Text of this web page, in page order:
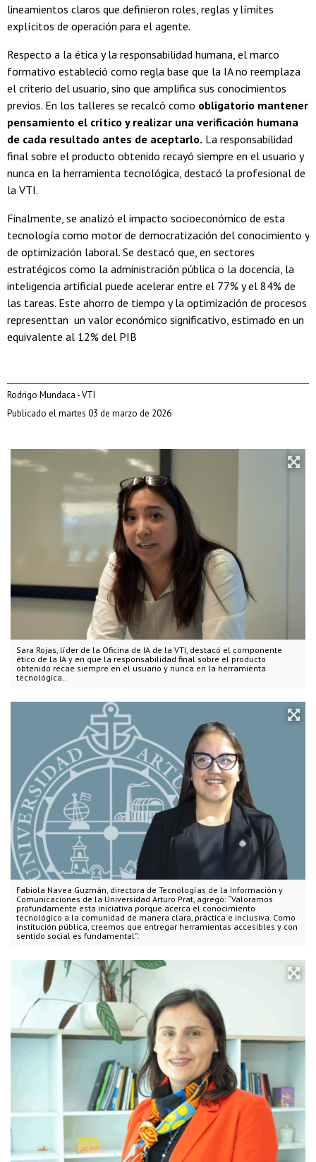
Sara Rojas, líder de la Oficina de IA de la VTI, destacó el componente
ético de la IA y en que la responsabilidad final sobre el producto
obtenido recae siempre en el usuario y nunca en la herramienta
tecnológica..
Fabiola Navea Guzmán, directora de Tecnologías de la Información y
Comunicaciones de la Universidad Arturo Prat, agregó: “Valoramos
profundamente esta iniciativa porque acerca el conocimiento
tecnológico a la comunidad de manera clara, práctica e inclusiva. Como
institución pública, creemos que entregar herramientas accesibles y con
sentido social es fundamental”.
lineamientos claros que definieron roles, reglas y límites
explícitos de operación para el agente.
Respecto a la ética y la responsabilidad humana, el marco
formativo estableció como regla base que la IA no reemplaza
el criterio del usuario, sino que amplifica sus conocimientos
previos. En los talleres se recalcó como obligatorio mantener
pensamiento el crítico y realizar una verificación humana
de cada resultado antes de aceptarlo. La responsabilidad
final sobre el producto obtenido recayó siempre en el usuario y
nunca en la herramienta tecnológica, destacó la profesional de
la VTI.
Finalmente, se analizó el impacto socioeconómico de esta
tecnología como motor de democratización del conocimiento y
de optimización laboral. Se destacó que, en sectores
estratégicos como la administración pública o la docencia, la
inteligencia artificial puede acelerar entre el 77% y el 84% de
las tareas. Este ahorro de tiempo y la optimización de procesos
representtan un valor económico significativo, estimado en un
equivalente al 12% del PIB
Rodrigo Mundaca - VTI
Publicado el martes 03 de marzo de 2026